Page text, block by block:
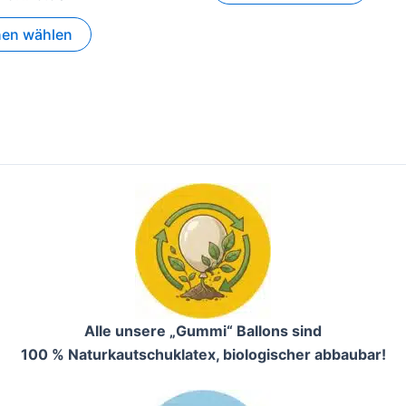
wählen
Alle unsere „Gummi“ Ballons sind
100 % Naturkautschuklatex, biologischer abbaubar!